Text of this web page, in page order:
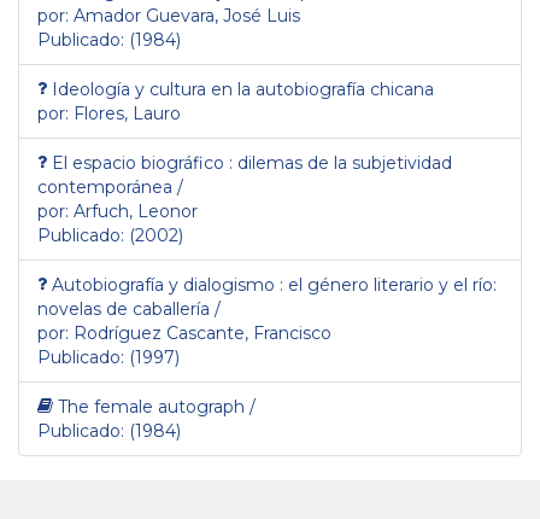
por: Amador Guevara, José Luis
Publicado: (1984)
Ideología y cultura en la autobiografía chicana
por: Flores, Lauro
El espacio biográfico : dilemas de la subjetividad
contemporánea /
por: Arfuch, Leonor
Publicado: (2002)
Autobiografía y dialogismo : el género literario y el río:
novelas de caballería /
por: Rodríguez Cascante, Francisco
Publicado: (1997)
The female autograph /
Publicado: (1984)